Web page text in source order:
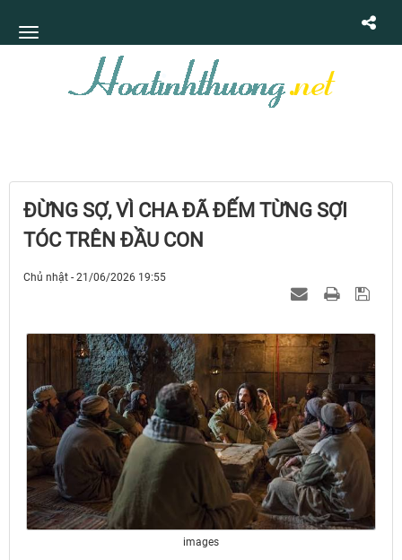
ĐỪNG SỢ, VÌ CHA ĐÃ ĐẾM TỪNG SỢI
TÓC TRÊN ĐẦU CON
Chủ nhật - 21/06/2026 19:55
images